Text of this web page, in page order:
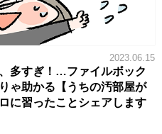
2023.06.15
多すぎ！…ファイルボック
ゃ助かる【うちの汚部屋が
に習ったことシェアします